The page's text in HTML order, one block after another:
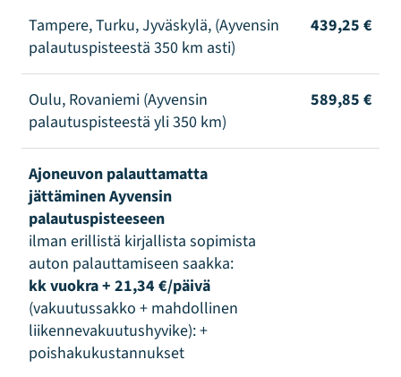
Tampere, Turku, Jyväskylä, (Ayvensin
palautuspisteestä 350 km asti)
439,25 €
Oulu, Rovaniemi (Ayvensin
palautuspisteestä yli 350 km)
589,85 €
Ajoneuvon palauttamatta
jättäminen Ayvensin
palautuspisteeseen
ilman erillistä kirjallista sopimista
auton palauttamiseen saakka:
kk vuokra + 21,34 €/päivä
(vakuutussakko + mahdollinen
liikennevakuutushyvike): +
poishakukustannukset